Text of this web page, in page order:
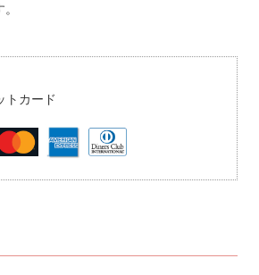
トカード